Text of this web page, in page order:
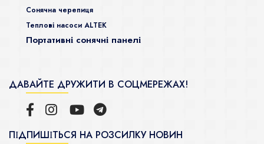
Сонячна черепиця
Теплові насоси ALTEK
Портативні сонячні панелі
ДАВАЙТЕ ДРУЖИТИ В СОЦМЕРЕЖАХ!
ПІДПИШІТЬСЯ НА РОЗСИЛКУ НОВИН